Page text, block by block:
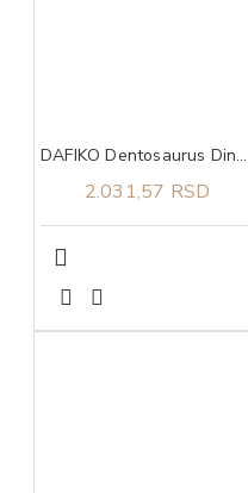
DAFIKO Dentosaurus Dino cal 460g
2.031,57 RSD